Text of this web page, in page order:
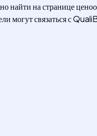
на странице
могут связаться с